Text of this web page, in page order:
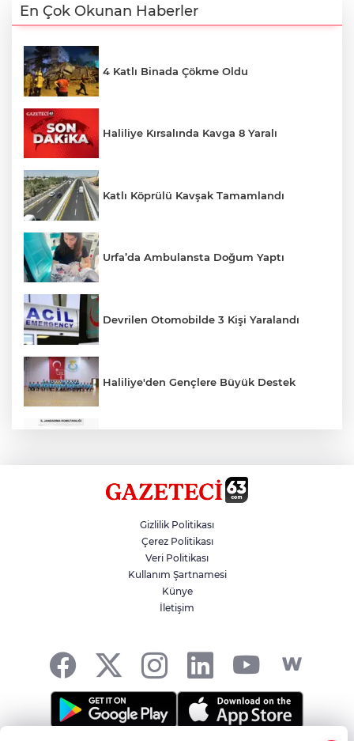
En Çok Okunan Haberler
4 Katlı Binada Çökme Oldu
Haliliye Kırsalında Kavga 8 Yaralı
Katlı Köprülü Kavşak Tamamlandı
Urfa’da Ambulansta Doğum Yaptı
Devrilen Otomobilde 3 Kişi Yaralandı
Haliliye'den Gençlere Büyük Destek
Hikmet Başak’tan Ulaşım Çalışması
Atatürk Bulvarında Asfalt Yenileniyor
Gizlilik Politikası
Çerez Politikası
Veri Politikası
Kullanım Şartnamesi
Künye
İletişim